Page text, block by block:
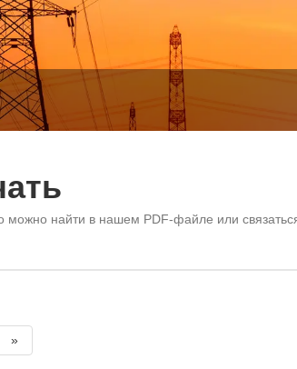
можно найти в нашем PDF-файле или
»